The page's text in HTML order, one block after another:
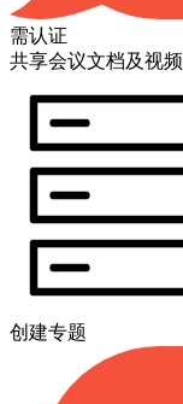
需认证
共享会议文档及视频
创建专题